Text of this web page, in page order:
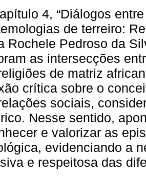
4, “Diálogos
de terreiro:
Rochele Pedroso da
as intersecções
de matriz
crítica sobre o
sociais,
Nesse sentido,
e valorizar as
evidenciando a
e respeitosa das